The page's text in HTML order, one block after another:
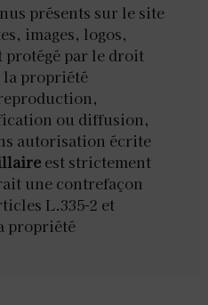
présents sur le site
images, logos,
par le droit
la propriété
ou diffusion,
autorisation écrite
est strictement
une contrefaçon
L.335-2 et
propriété